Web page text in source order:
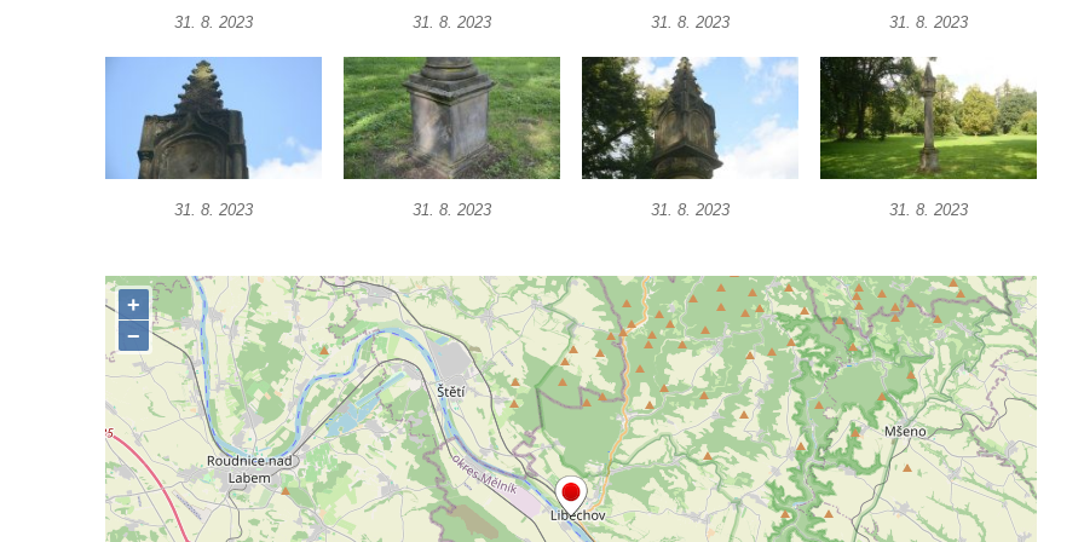
Podluží
Údajný kříž u domu čp. 283 ve Chřibské
Kříž jižně od Bukolu
Kříž na návsi v Bukolu
Centrální kříž hřbitova v Hrobčicích
Centrální kříž hřbitova v Chouči
Kříž na rozcestí v Záluží
Kříž v ulici V Zátiší v Dobříni
Boží muka u domu čp. 392 na rohu ulic Na
Hradčanech a Palackého v Roudnici nad
Labem
Kříž v centru Liběšic
Kříž na návsi v Chouči
31. 8. 2023 31. 8. 2023 31. 8. 2023 31. 8. 2023
31. 8. 2023 31. 8. 2023 31. 8. 2023 31. 8. 2023